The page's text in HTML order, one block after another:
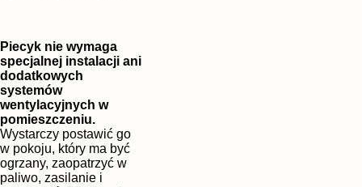
Piecyk nie wymaga
specjalnej instalacji ani
dodatkowych
systemów
wentylacyjnych w
pomieszczeniu.
Wystarczy postawić go
w pokoju, który ma być
ogrzany, zaopatrzyć w
paliwo, zasilanie i